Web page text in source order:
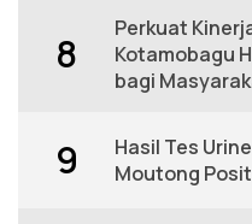
8
Perkuat
Kotamobagu
bagi
9
Hasil Tes
Moutong